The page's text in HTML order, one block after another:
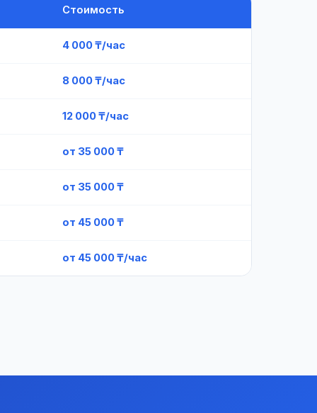
Стоимость
4 000 ₸/час
8 000 ₸/час
12 000 ₸/час
от 35 000 ₸
от 35 000 ₸
от 45 000 ₸
от 45 000 ₸/час